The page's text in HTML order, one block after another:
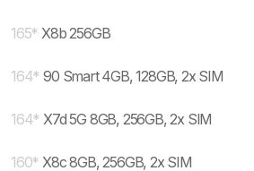
165* X8b 256GB
164* 90 Smart 4GB, 128GB, 2x SIM
164* X7d 5G 8GB, 256GB, 2x SIM
160* X8c 8GB, 256GB, 2x SIM